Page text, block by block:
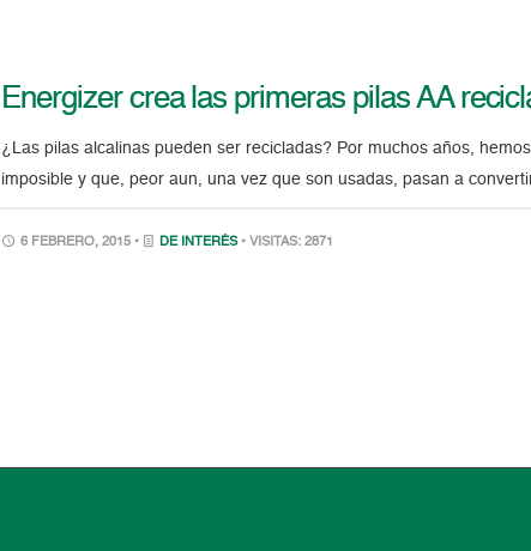
Energizer crea las primeras pilas AA
¿Las pilas alcalinas pueden ser recicladas? Por muchos años,
imposible y que, peor aun, una vez que son usadas, pasan a
6 FEBRERO, 2015 • DE INTERÉS • VISITAS: 2871